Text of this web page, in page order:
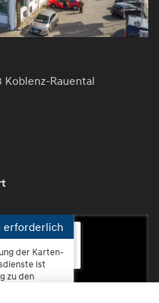
Rauental
Rauental
erforderlich
der Karten-
ist
zu den